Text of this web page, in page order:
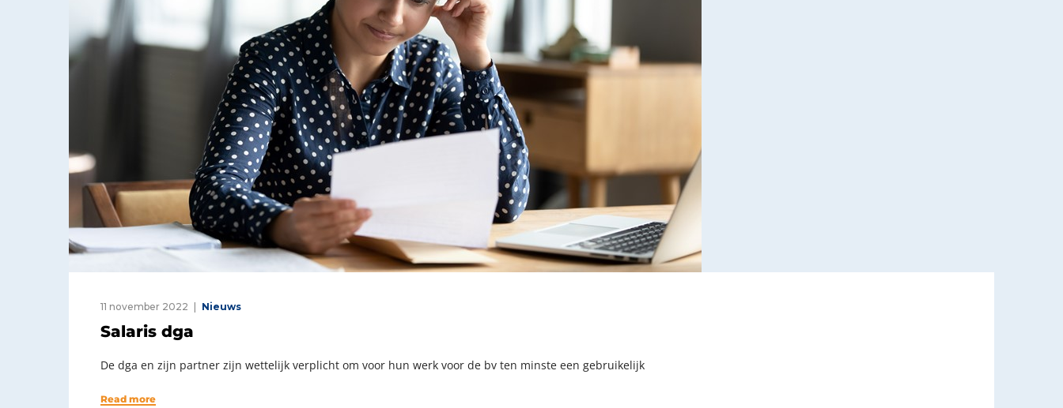
11 november 2022 Nieuws
Salaris dga
De dga en zijn partner zijn wettelijk verplicht om voor hun werk voor de bv ten minste een gebruikelijk
Read more